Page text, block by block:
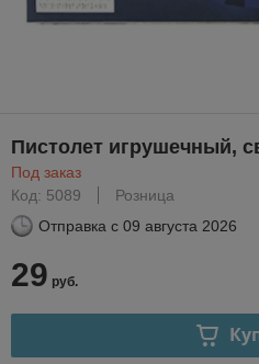
Пистолет игрушечный,
Под заказ
Код: 5089
Розница
Отправка с 09 августа 2026
29 руб.